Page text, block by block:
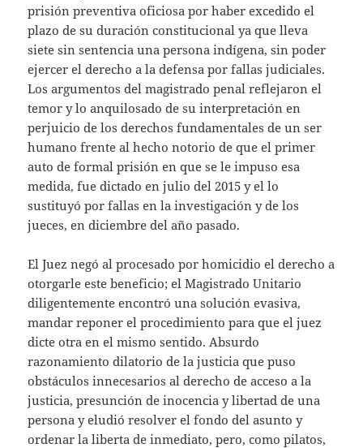
prisión preventiva oficiosa por haber excedido el
plazo de su duración constitucional ya que lleva
siete sin sentencia una persona indígena, sin poder
ejercer el derecho a la defensa por fallas judiciales.
Los argumentos del magistrado penal reflejaron el
temor y lo anquilosado de su interpretación en
perjuicio de los derechos fundamentales de un ser
humano frente al hecho notorio de que el primer
auto de formal prisión en que se le impuso esa
medida, fue dictado en julio del 2015 y el lo
sustituyó por fallas en la investigación y de los
jueces, en diciembre del año pasado.
El Juez negó al procesado por homicidio el derecho a
otorgarle este beneficio; el Magistrado Unitario
diligentemente encontró una solución evasiva,
mandar reponer el procedimiento para que el juez
dicte otra en el mismo sentido. Absurdo
razonamiento dilatorio de la justicia que puso
obstáculos innecesarios al derecho de acceso a la
justicia, presunción de inocencia y libertad de una
persona y eludió resolver el fondo del asunto y
ordenar la liberta de inmediato, pero, como pilatos,